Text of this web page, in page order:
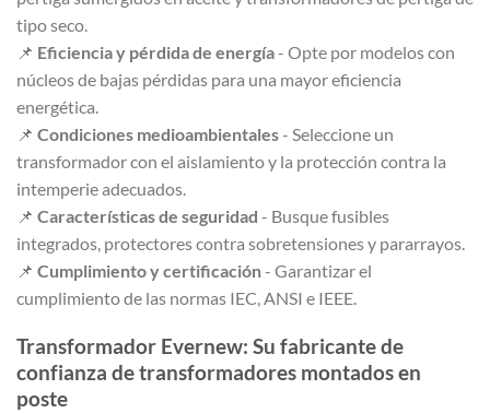
tipo seco.
📌 Eficiencia y pérdida de energía- Opte por modelos con
núcleos de bajas pérdidas para una mayor eficiencia
energética.
📌 Condiciones medioambientales- Seleccione un
transformador con el aislamiento y la protección contra la
intemperie adecuados.
📌 Características de seguridad - Busque fusibles
integrados, protectores contra sobretensiones y pararrayos.
📌 Cumplimiento y certificación- Garantizar el
cumplimiento de las normas IEC, ANSI e IEEE.
Transformador Evernew: Su fabricante de
confianza de transformadores montados en
poste